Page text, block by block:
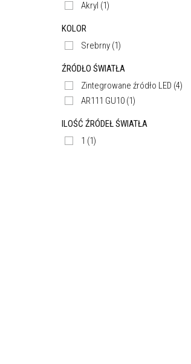
Akryl (1)
KOLOR
Srebrny (1)
ŹRÓDŁO ŚWIATŁA
Zintegrowane źródło LED (4)
AR111 GU10 (1)
ILOŚĆ ŹRÓDEŁ ŚWIATŁA
1 (1)